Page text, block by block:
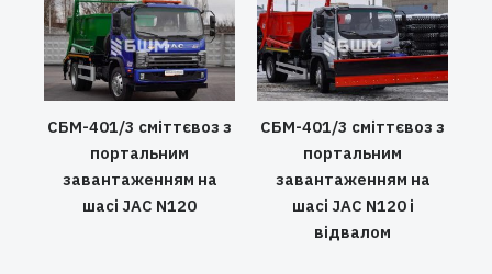
СБМ-401/3 сміттєвоз з
портальним
завантаженням на
шасі JAC N120
СБМ-401/3 сміттєвоз з
портальним
завантаженням на
шасі JAC N120 і
відвалом